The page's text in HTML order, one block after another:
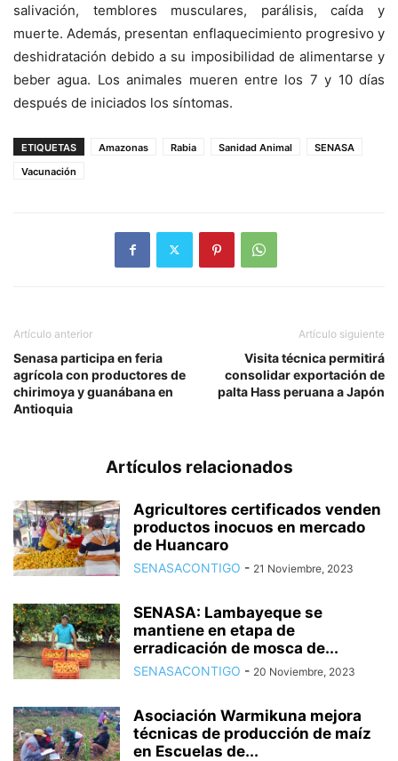
salivación, temblores musculares, parálisis, caída y
muerte. Además, presentan enflaquecimiento progresivo y
deshidratación debido a su imposibilidad de alimentarse y
beber agua. Los animales mueren entre los 7 y 10 días
después de iniciados los síntomas.
ETIQUETAS Amazonas Rabia Sanidad Animal
SENASA
Vacunación
Artículo anterior
Senasa participa en feria
agrícola con productores de
chirimoya y guanábana en
Antioquia
Artículo siguiente
Visita técnica permitirá
consolidar exportación de
palta Hass peruana a Japón
Artículos relacionados
Agricultores certificados venden
productos inocuos en mercado
de Huancaro
SENASACONTIGO - 21 Noviembre, 2023
SENASA: Lambayeque se
mantiene en etapa de
erradicación de mosca de...
SENASACONTIGO - 20 Noviembre, 2023
Asociación Warmikuna mejora
técnicas de producción de maíz
en Escuelas de...